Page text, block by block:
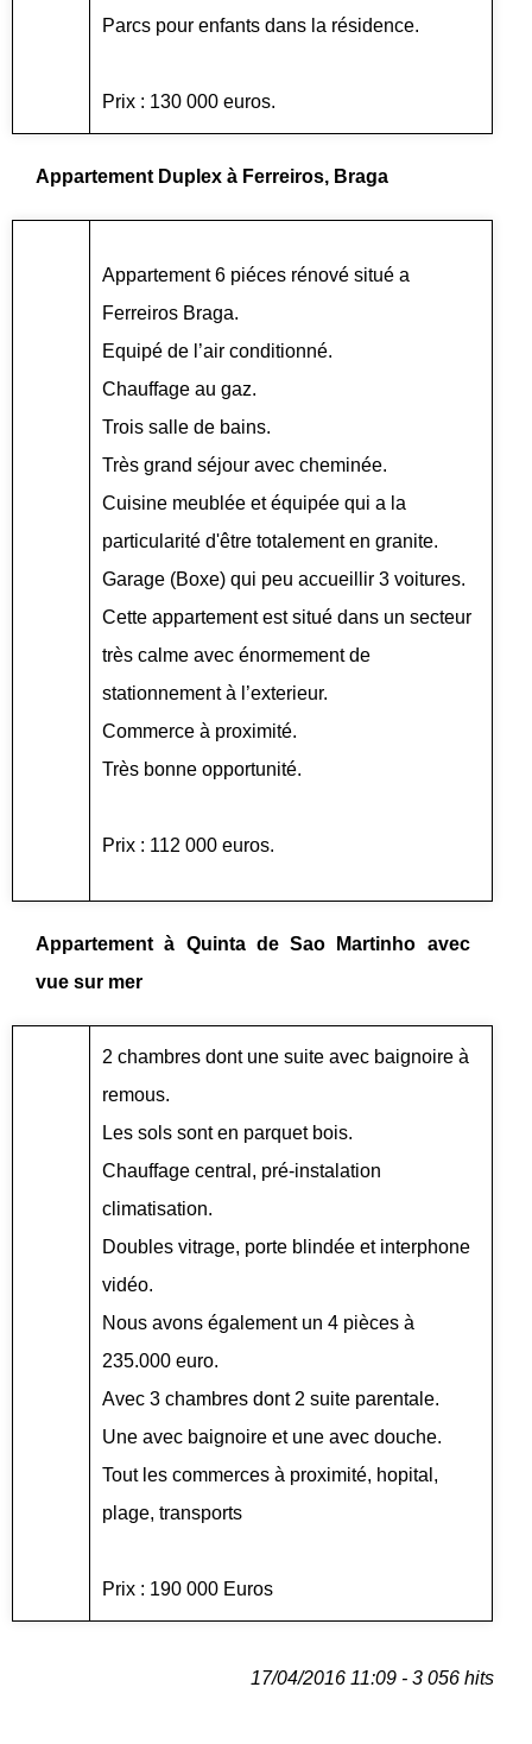
Parcs pour enfants dans la résidence.
Prix : 130 000 euros.
Appartement Duplex à Ferreiros, Braga
Appartement 6 piéces rénové situé a
Ferreiros Braga.
Equipé de l’air conditionné.
Chauffage au gaz.
Trois salle de bains.
Très grand séjour avec cheminée.
Cuisine meublée et équipée qui a la
particularité d'être totalement en granite.
Garage (Boxe) qui peu accueillir 3 voitures.
Cette appartement est situé dans un secteur
très calme avec énormement de
stationnement à l’exterieur.
Commerce à proximité.
Très bonne opportunité.
Prix : 112 000 euros.
Appartement à Quinta de Sao Martinho avec
vue sur mer
2 chambres dont une suite avec baignoire à
remous.
Les sols sont en parquet bois.
Chauffage central, pré-instalation
climatisation.
Doubles vitrage, porte blindée et interphone
vidéo.
Nous avons également un 4 pièces à
235.000 euro.
Avec 3 chambres dont 2 suite parentale.
Une avec baignoire et une avec douche.
Tout les commerces à proximité, hopital,
plage, transports
Prix : 190 000 Euros
17/04/2016 11:09 - 3 056 hits